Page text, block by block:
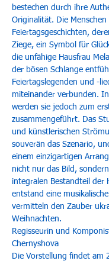
bestechen durch ihre
Originalität. Die Menschen
Feiertagsgeschichten,
Ziege, ein Symbol für
die unfähige Hausfrau
der bösen Schlange
Feiertagslegenden und -
miteinander verbunden.
werden sie jedoch zum
zusammengeführt. Das
und künstlerischen
souverän das Szenario,
einem einzigartigen
nicht nur das Bild,
integralen Bestandteil der
entstand eine
vermitteln den Zauber
Weihnachten.
Regisseurin und
Chernyshova
Die Vorstellung findet am